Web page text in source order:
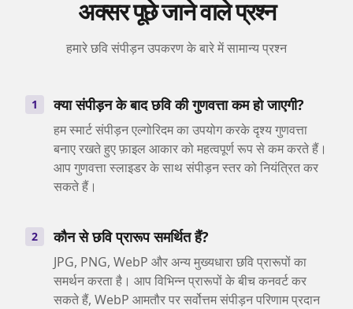
अक्सर पूछे जाने वाले प्रश्न
हमारे छवि संपीड़न उपकरण के बारे में सामान्य प्रश्न
1 क्या संपीड़न के बाद छवि की गुणवत्ता कम हो जाएगी?
हम स्मार्ट संपीड़न एल्गोरिदम का उपयोग करके दृश्य गुणवत्ता
बनाए रखते हुए फ़ाइल आकार को महत्वपूर्ण रूप से कम करते हैं।
आप गुणवत्ता स्लाइडर के साथ संपीड़न स्तर को नियंत्रित कर
सकते हैं।
2 कौन से छवि प्रारूप समर्थित हैं?
JPG, PNG, WebP और अन्य मुख्यधारा छवि प्रारूपों का
समर्थन करता है। आप विभिन्न प्रारूपों के बीच कनवर्ट कर
सकते हैं, WebP आमतौर पर सर्वोत्तम संपीड़न परिणाम प्रदान